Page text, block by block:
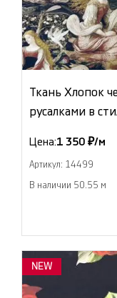
Ткань Хлопок
русалками в
Цена:1 350 ₽/м
Артикул: 14499
В наличии 50.55 м
NEW